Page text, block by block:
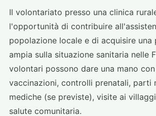
Il volontariato presso una clinica
l'opportunità di contribuire
popolazione locale e di acquisire una
ampia sulla situazione sanitaria nelle
volontari possono dare una mano
vaccinazioni, controlli prenatali, parti
mediche (se previste), visite ai
salute comunitaria.